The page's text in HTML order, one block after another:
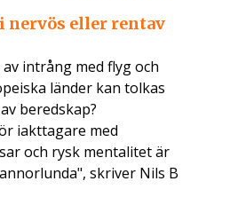
nervös eller rentav
av intrång med flyg och
länder kan tolkas
beredskap?
iakttagare med
och rysk mentalitet är
skriver Nils B